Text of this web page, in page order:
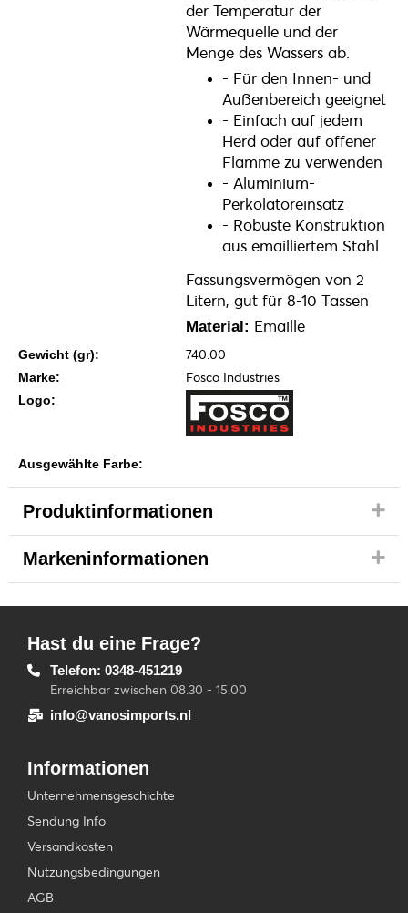
der Temperatur der
Wärmequelle und der
Menge des Wassers ab.
- Für den Innen- und
Außenbereich geeignet
- Einfach auf jedem
Herd oder auf offener
Flamme zu verwenden
- Aluminium-
Perkolatoreinsatz
- Robuste Konstruktion
aus emailliertem Stahl
Fassungsvermögen von 2
Litern, gut für 8-10 Tassen
Material: Emaille
Gewicht (gr): 740.00
Marke: Fosco Industries
Logo:
Ausgewählte Farbe:
Produktinformationen
Markeninformationen
Hast du eine Frage?
Telefon: 0348-451219
Erreichbar zwischen 08.30 - 15.00
info@vanosimports.nl
Informationen
Unternehmensgeschichte
Sendung Info
Versandkosten
Nutzungsbedingungen
AGB